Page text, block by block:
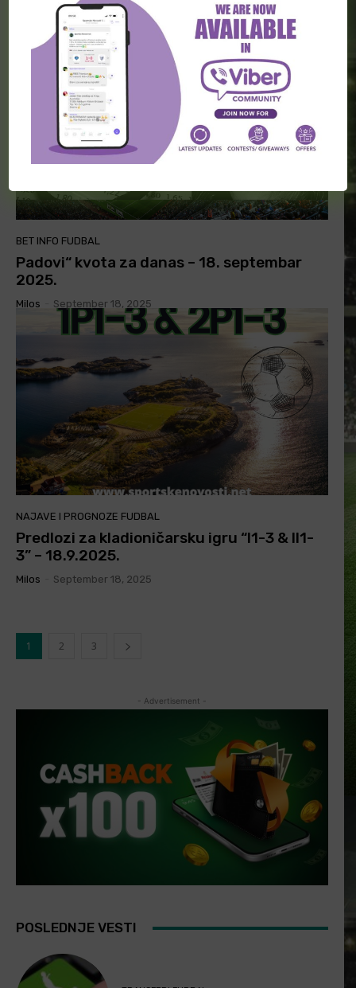
September 18, 2025
BET INFO FUDBAL
Padovi“ kvota za danas – 18. septembar
2025.
Milos September 18, 2025
NAJAVE I PROGNOZE FUDBAL
Predlozi za kladioničarsku igru “I1-3 & II1-
3” – 18.9.2025.
Milos September 18, 2025
1 2 3
- Advertisement -
POSLEDNJE VESTI